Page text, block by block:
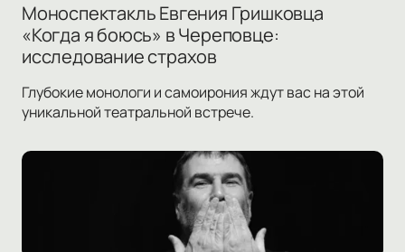
Моноспектакль Евгения Гришковца
«Когда я боюсь» в Череповце:
исследование страхов
Глубокие монологи и самоирония ждут вас на этой
уникальной театральной встрече.